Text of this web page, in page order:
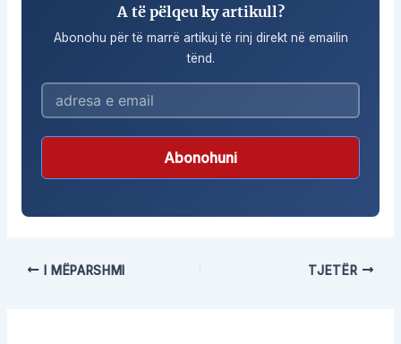
A të pëlqeu ky artikull?
Abonohu për të marrë artikuj të rinj direkt në emailin
tënd.
Abonohuni
I MËPARSHMI TJETËR